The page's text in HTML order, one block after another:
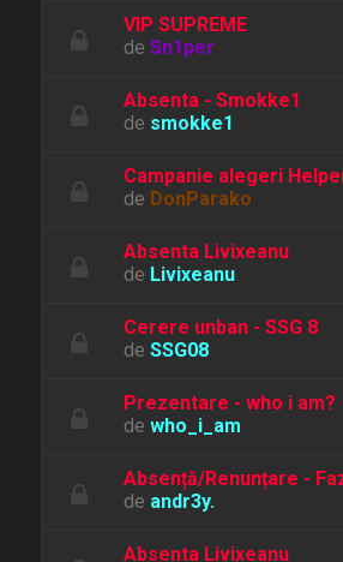
VIP SUPREME
de Sn1per
Absenta - Smokke1
de smokke1
Campanie alegeri
de DonParako
Absenta Livixeanu
de Livixeanu
Cerere unban - SSG 8
de SSG08
Prezentare - who i am?
de who_i_am
Absență/Renunțare -
de andr3y.
Absenta Livixeanu